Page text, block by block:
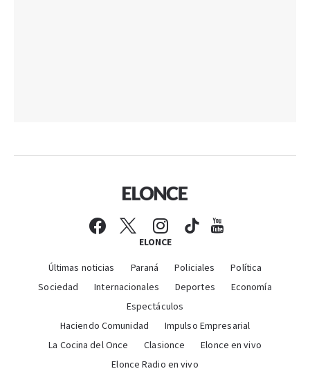
ELONCE
Últimas noticias Paraná Policiales
Política
Sociedad
Internacionales Deportes
Economía
Espectáculos
Haciendo Comunidad
Impulso Empresarial
La Cocina del Once
Clasionce
Elonce en vivo
Elonce Radio en vivo